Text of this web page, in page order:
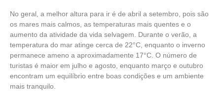
No geral, a melhor altura para ir é de abril a setembro, pois são
os mares mais calmos, as temperaturas mais quentes e o
aumento da atividade da vida selvagem. Durante o verão, a
temperatura do mar atinge cerca de 22°C, enquanto o inverno
permanece ameno a aproximadamente 17°C. O número de
turistas é maior em julho e agosto, enquanto março e outubro
encontram um equilíbrio entre boas condições e um ambiente
mais tranquilo.